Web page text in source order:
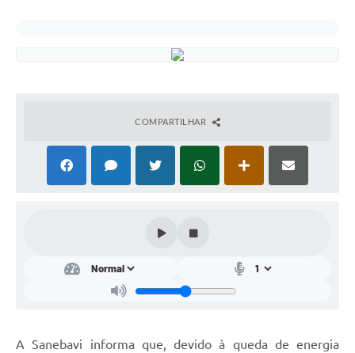
COMPARTILHAR
A Sanebavi informa que, devido à queda de energia